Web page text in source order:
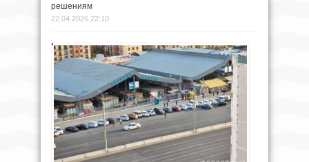
решениям
22.04.2026 22:10